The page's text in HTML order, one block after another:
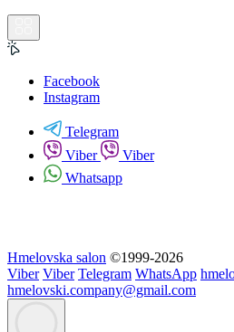
Facebook
Instagram
Telegram
Viber
Viber
Whatsapp
Hmelovska salon ©1999-2026
Viber Viber Telegram WhatsApp
hmelovski.company@gmail.com